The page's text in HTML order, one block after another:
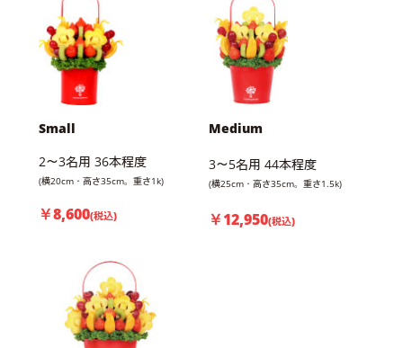
Small
2～3名用 36本程度
(横20cm・高さ35cm。重さ1k)
￥8,600(税込)
Medium
3～5名用 44本程度
(横25cm・高さ35cm。重さ1.5k)
￥12,950(税込)